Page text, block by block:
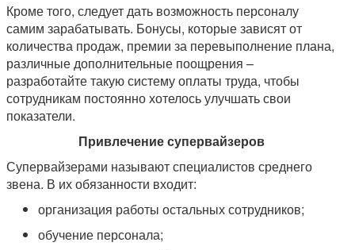
Кроме того, следует дать возможность персоналу
самим зарабатывать. Бонусы, которые зависят от
количества продаж, премии за перевыполнение плана,
различные дополнительные поощрения –
разработайте такую систему оплаты труда, чтобы
сотрудникам постоянно хотелось улучшать свои
показатели.
Привлечение супервайзеров
Супервайзерами называют специалистов среднего
звена. В их обязанности входит:
организация работы остальных сотрудников;
обучение персонала;